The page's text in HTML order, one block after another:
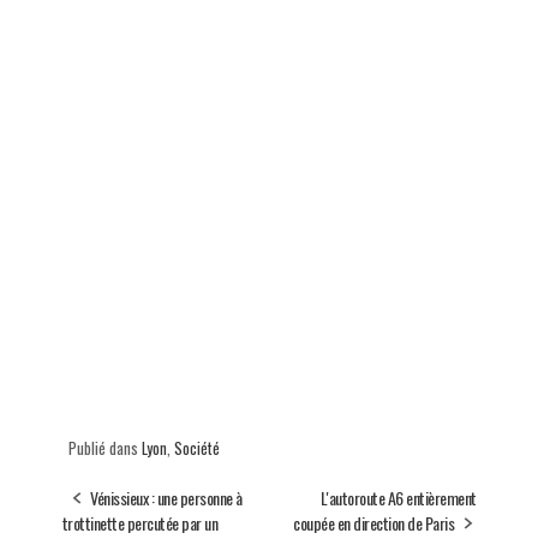
Publié dans Lyon, Société
Vénissieux : une personne à
trottinette percutée par un
L'autoroute A6 entièrement
coupée en direction de Paris